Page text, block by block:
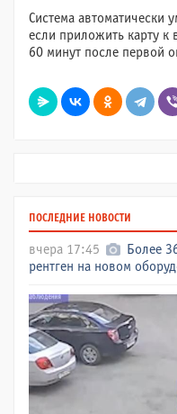
Система автоматически
если приложить карту к
60 минут после первой
ПОСЛЕДНИЕ НОВОСТИ
вчера 17:45
Более
рентген на новом